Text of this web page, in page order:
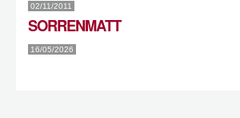
02/11/2011
SORRENMATT
16/05/2026